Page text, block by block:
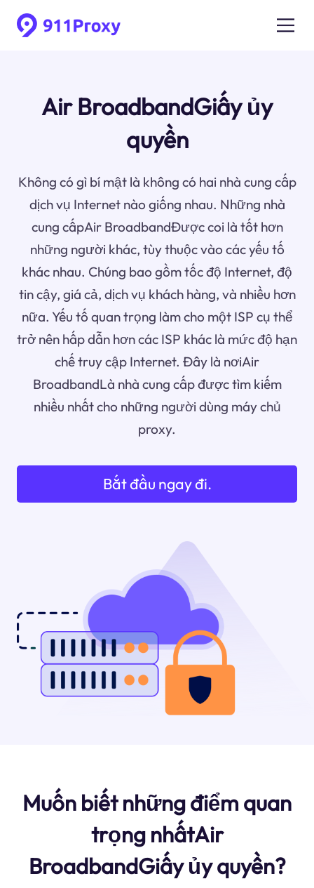
Air BroadbandGiấy ủy
quyền
Không có gì bí mật là không có hai nhà cung cấp
dịch vụ Internet nào giống nhau. Những nhà
cung cấpAir BroadbandĐược coi là tốt hơn
những người khác, tùy thuộc vào các yếu tố
khác nhau. Chúng bao gồm tốc độ Internet, độ
tin cậy, giá cả, dịch vụ khách hàng, và nhiều hơn
nữa. Yếu tố quan trọng làm cho một ISP cụ thể
trở nên hấp dẫn hơn các ISP khác là mức độ hạn
chế truy cập Internet. Đây là nơiAir
BroadbandLà nhà cung cấp được tìm kiếm
nhiều nhất cho những người dùng máy chủ
proxy.
Bắt đầu ngay đi.
Muốn biết những điểm quan
trọng nhấtAir
BroadbandGiấy ủy quyền?